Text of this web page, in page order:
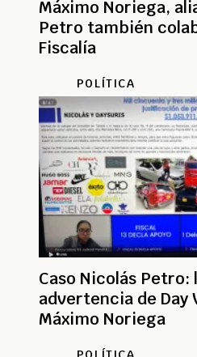
Máximo Noriega,
Petro también
Fiscalía
POLÍTICA
Caso Nicolás
advertencia de Day
Máximo Noriega